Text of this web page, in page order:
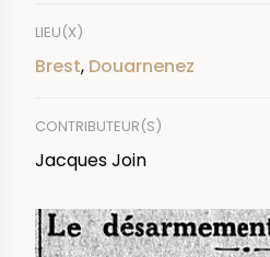
LIEU(X)
Brest, Douarnenez
CONTRIBUTEUR(S)
Jacques Join
IMAGE